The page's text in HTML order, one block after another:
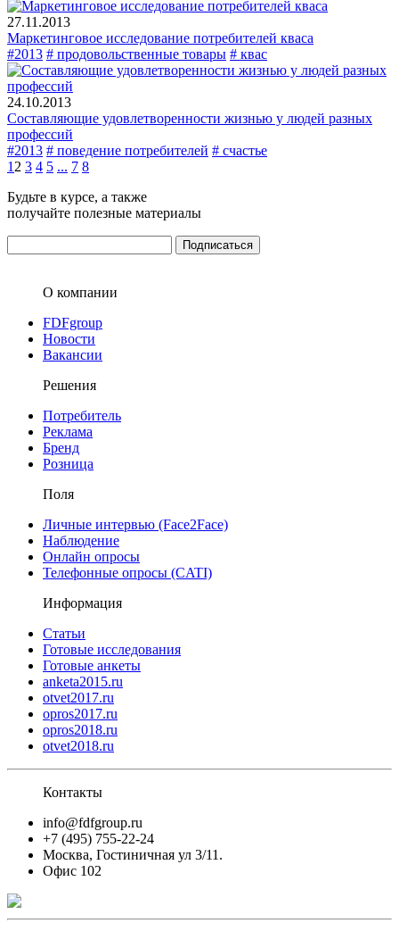
27.11.2013
Маркетинговое исследование потребителей кваса
#2013 # продовольственные товары # квас
24.10.2013
Составляющие удовлетворенности жизнью у людей разных
профессий
#2013 # поведение потребителей # счастье
1 2 3 4 5 ... 7 8
Будьте в курсе, а также
получайте полезные материалы
О компании
FDFgroup
Новости
Вакансии
Решения
Потребитель
Реклама
Бренд
Розница
Поля
Личные интервью (Face2Face)
Наблюдение
Онлайн опросы
Телефонные опросы (CATI)
Информация
Статьи
Готовые исследования
Готовые анкеты
anketa2015.ru
otvet2017.ru
opros2017.ru
opros2018.ru
otvet2018.ru
Контакты
info@fdfgroup.ru
+7 (495) 755-22-24
Москва, Гостиничная ул 3/11.
Офис 102